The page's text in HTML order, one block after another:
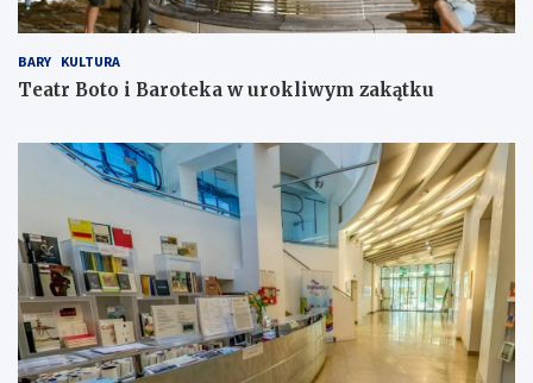
BARY KULTURA
Teatr Boto i Baroteka w urokliwym zakątku